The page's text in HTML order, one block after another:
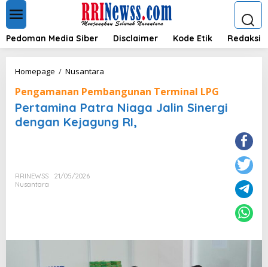
t
Pedoman Media Siber Disclaimer Kode Etik Redaksi
Homepage / Nusantara
r
t
a
m
a
a
Pengamanan Pembangunan Terminal LPG
Pertamina Patra Niaga Jalin Sinergi
dengan Kejagung RI,
RRINEWSS
21/05/2026
Nusantara